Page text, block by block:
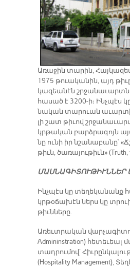
Ա­ռա­ջին տա­րին,
1975 թուա­կա­նին, այդ
կա­զեա­նէն
հա­սած է 3200-ի։ Ինչ­պէս
նա­կան տա­րուան
լի շատ թի­ւով
կրթա­կան բարձ­րա­գոյն
նը ու­նի իր նշա­նա­բա­նը՝
թիւն, ծա­ռա­յու­թիւ­ն» (Truth,
ՄԱՍ­ՆԱ­ԳԻ­ՏՈՒ­ԹԻՒՆ­ՆԵՐ
Ինչ­պէս կը տե­ղե­կա­նանք
կրթօ­ճա­խէն ներս կը
թիւն­նե­րը.
Ա­ռեւտ­րա­կան
Admininstration) հե­տե­ւեալ
տադ­րու­մով`
(Hospitality